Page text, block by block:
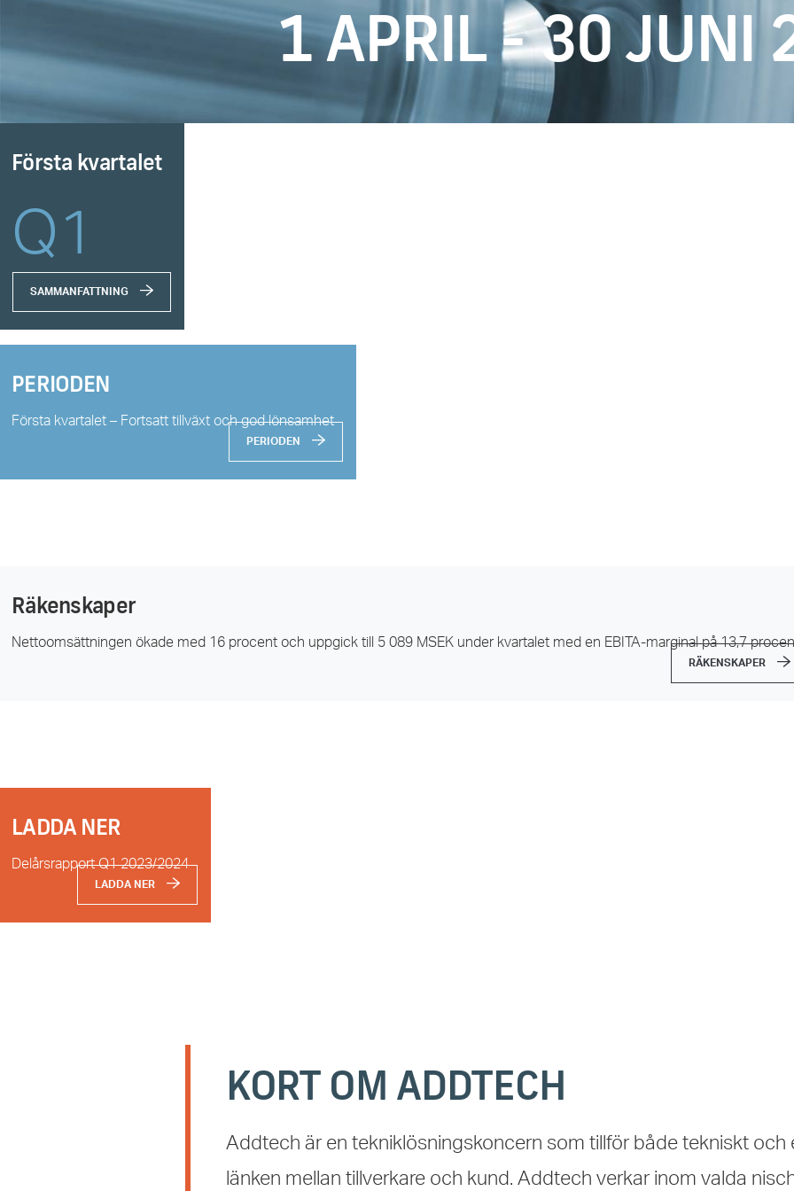
1 APRIL - 30 JUNI
Första kvartalet
Q1
SAMMANFATTNING
PERIODEN
Första kvartalet – Fortsatt tillväxt och god lönsamhet
PERIODEN
Räkenskaper
Nettoomsättningen ökade med 16 procent och uppgick till 5 089 MSEK under kvartalet med en EBITA-marginal på 13,7
RÄKENSKAPER
LADDA NER
Delårsrapport Q1 2023/2024
LADDA NER
KORT OM ADDTECH
Addtech är en tekniklösningskoncern som tillför både tekniskt och
länken mellan tillverkare och kund. Addtech verkar inom valda